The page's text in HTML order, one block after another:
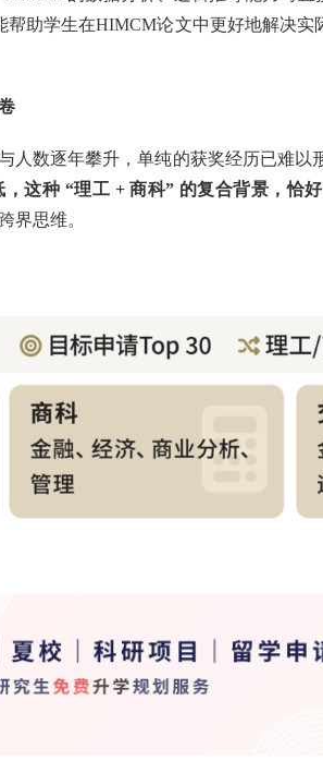
帮助学生在HIMCM论文中更好地解决实
人数逐年攀升，单纯的获奖经历已难以
这种 “理工 + 商科” 的复合背景，恰
界思维。